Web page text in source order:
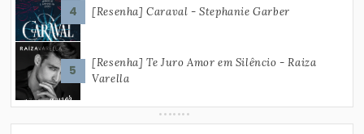
[Resenha] Caraval - Stephanie Garber
[Resenha] Te Juro Amor em Silêncio - Raiza
Varella